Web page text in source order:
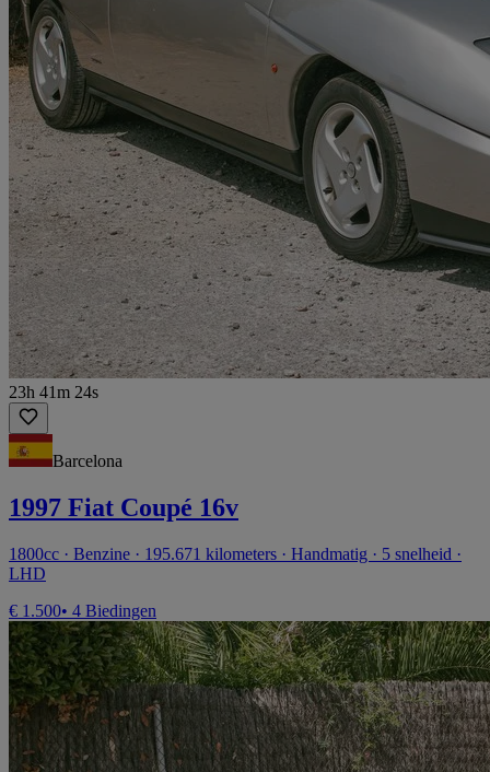
23h 41m 24s
Barcelona
1997 Fiat Coupé 16v
1800cc · Benzine · 195.671 kilometers · Handmatig · 5 snelheid ·
LHD
€ 1.500• 4 Biedingen